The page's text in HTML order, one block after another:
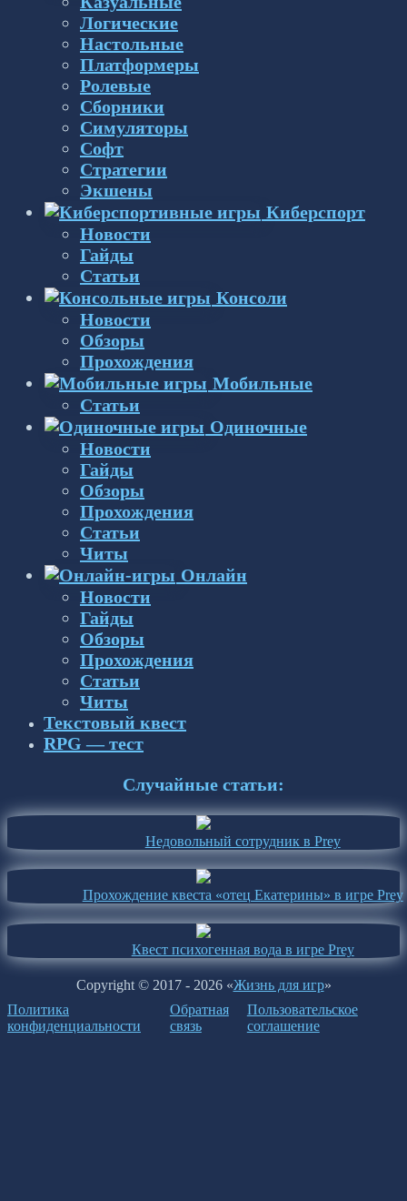
Логические
Настольные
Платформеры
Ролевые
Сборники
Симуляторы
Софт
Стратегии
Экшены
Киберспорт
Новости
Гайды
Статьи
Консоли
Новости
Обзоры
Прохождения
Мобильные
Статьи
Одиночные
Новости
Гайды
Обзоры
Прохождения
Статьи
Читы
Онлайн
Новости
Гайды
Обзоры
Прохождения
Статьи
Читы
Текстовый квест
RPG — тест
Случайные статьи:
Недовольный сотрудник в Prey
Прохождение квеста «отец Екатерины» в игре Prey
Квест психогенная вода в игре Prey
Copyright © 2017 - 2026 «Жизнь для игр»
Политика
конфиденциальности
Обратная
связь
Пользовательское
соглашение